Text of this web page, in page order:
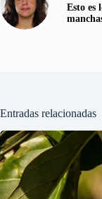
Esto es
Entradas relacionadas